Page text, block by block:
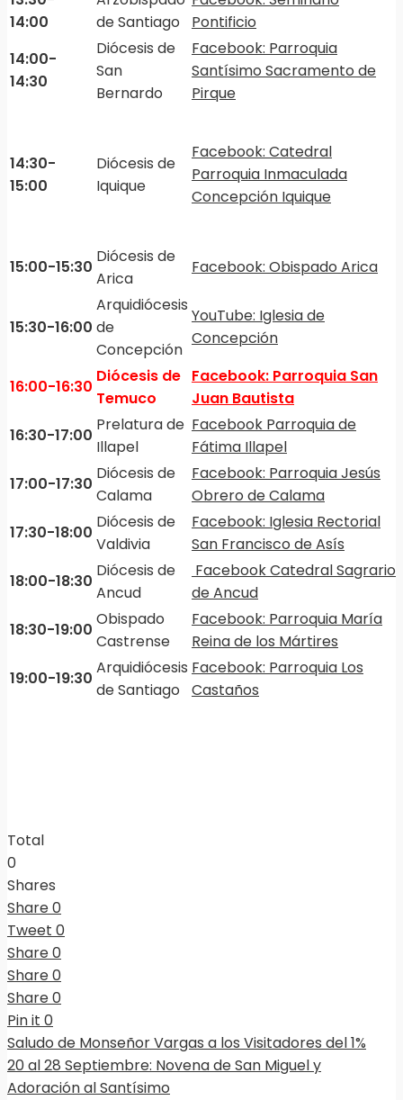
14:00
de Santiago
Pontificio
14:00-
14:30
Diócesis de
San
Bernardo
Facebook: Parroquia
Santísimo Sacramento de
Pirque
14:30-
15:00
Diócesis de
Iquique
Facebook: Catedral
Parroquia Inmaculada
Concepción Iquique
15:00-15:30
Diócesis de
Arica
Facebook: Obispado Arica
15:30-16:00
Arquidiócesis
de
Concepción
YouTube: Iglesia de
Concepción
16:00-16:30
Diócesis de
Temuco
Facebook: Parroquia San
Juan Bautista
16:30-17:00
Prelatura de
Illapel
Facebook Parroquia de
Fátima Illapel
17:00-17:30
Diócesis de
Calama
Facebook: Parroquia Jesús
Obrero de Calama
17:30-18:00
Diócesis de
Valdivia
Facebook: Iglesia Rectorial
San Francisco de Asís
18:00-18:30
Diócesis de
Ancud
Facebook Catedral Sagrario
de Ancud
18:30-19:00
Obispado
Castrense
Facebook: Parroquia María
Reina de los Mártires
19:00-19:30
Arquidiócesis
de Santiago
Facebook: Parroquia Los
Castaños
Total
0
Shares
Share0
Tweet 0
Share0
Share0
Share0
Pin it 0
Saludo de Monseñor Vargas a los Visitadores del 1%
20 al 28 Septiembre: Novena de San Miguel y
Adoración al Santísimo